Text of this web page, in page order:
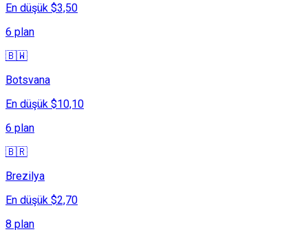
En düşük $3,50
6 plan
🇧🇼
Botsvana
En düşük $10,10
6 plan
🇧🇷
Brezilya
En düşük $2,70
8 plan